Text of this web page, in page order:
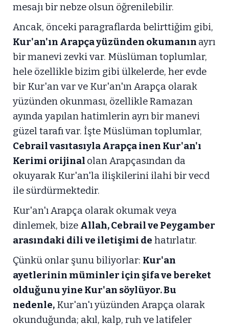
mesajı bir nebze olsun öğrenilebilir.
Ancak, önceki paragraflarda belirttiğim gibi,
Kur'an'ın Arapça yüzünden okumanın ayrı
bir manevi zevki var. Müslüman toplumlar,
hele özellikle bizim gibi ülkelerde, her evde
bir Kur'an var ve Kur'an'ın Arapça olarak
yüzünden okunması, özellikle Ramazan
ayında yapılan hatimlerin ayrı bir manevi
güzel tarafı var. İşte Müslüman toplumlar,
Cebrail vasıtasıyla Arapça inen Kur'an'ı
Kerimi orijinal olan Arapçasından da
okuyarak Kur'an'la ilişkilerini ilahi bir vecd
ile sürdürmektedir.
Kur'an'ı Arapça olarak okumak veya
dinlemek, bize Allah, Cebrail ve Peygamber
arasındaki dili ve iletişimi de hatırlatır.
Çünkü onlar şunu biliyorlar: Kur'an
ayetlerinin müminler için şifa ve bereket
olduğunu yine Kur'an söylüyor. Bu
nedenle, Kur'an'ı yüzünden Arapça olarak
okunduğunda; akıl, kalp, ruh ve latifeler